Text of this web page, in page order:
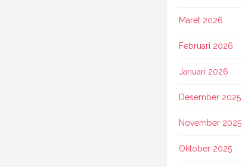
Maret 2026
Februari 2026
Januari 2026
Desember 2025
November 2025
Oktober 2025